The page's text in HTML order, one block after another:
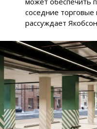
соседние
рассуждает